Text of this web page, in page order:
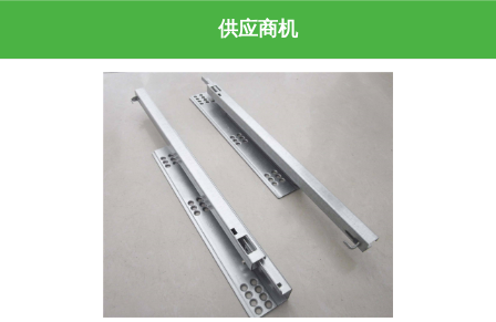
供应商机